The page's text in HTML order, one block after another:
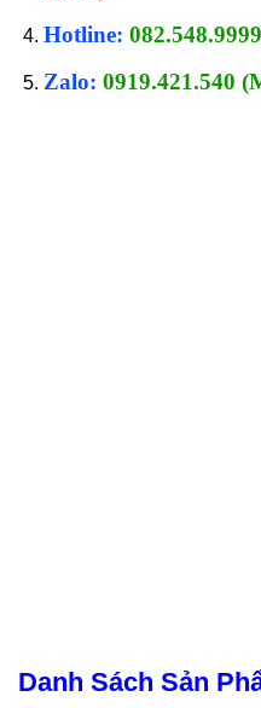
Hotline:
Zalo: 0919.421.540
Danh Sách Sản